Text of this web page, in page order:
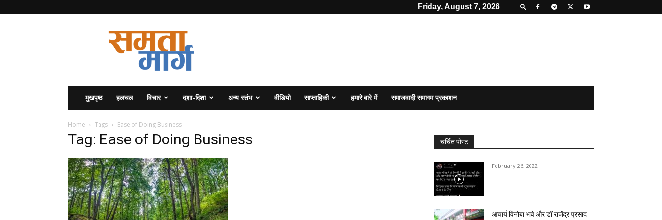
Friday, August 7, 2026
मुखपृष्ठ हलचल विचार दशा-दिशा अन्य स्तंभ वीडियो साप्ताहिकी हमारे बारे में समाजवादी समागम प्रकाशन
Home Tags Ease of Doing Business
Tag: Ease of Doing Business चर्चित पोस्ट
February 26, 2022
आचार्य विनोबा भावे और डॉ राजेंद्र प्रसाद